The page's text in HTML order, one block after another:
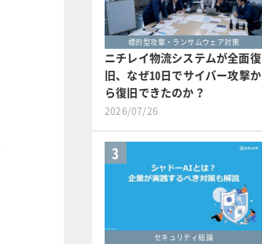
標的型攻撃・ランサムウェア対策
ニチレイ物流システムが全面復
旧、なぜ10日でサイバー攻撃か
ら復旧できたのか？
2026/07/26
3
セキュリティ総論